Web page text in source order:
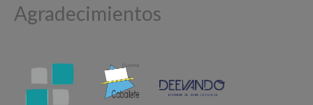
Agradecimientos